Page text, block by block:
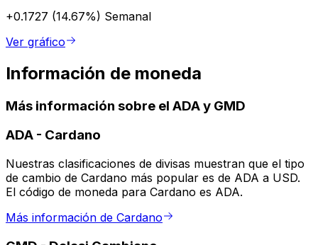
+0.1727 (14.67%) Semanal
Ver gráfico
Información de moneda
Más información sobre el ADA y GMD
ADA - Cardano
Nuestras clasificaciones de divisas muestran que el tipo
de cambio de Cardano más popular es de ADA a USD.
El código de moneda para Cardano es ADA.
Más información de Cardano